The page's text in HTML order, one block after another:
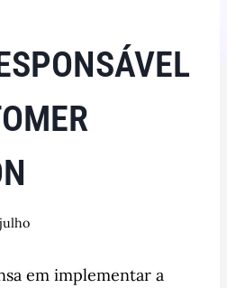
em implementar a